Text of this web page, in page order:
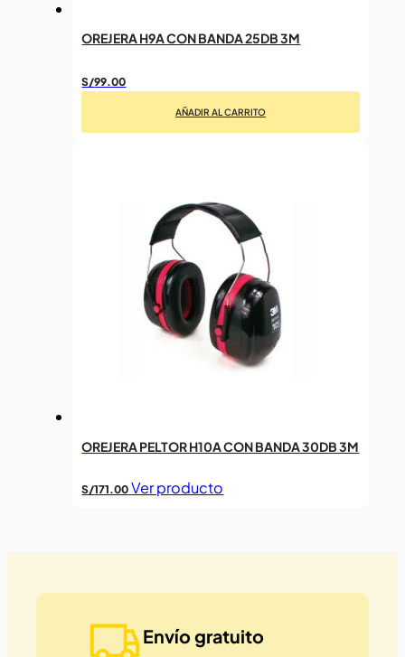
OREJERA H9A CON BANDA 25DB 3M
S/99.00
AÑADIR AL CARRITO
OREJERA PELTOR H10A CON BANDA 30DB 3M
S/171.00 Ver producto
Envío gratuito